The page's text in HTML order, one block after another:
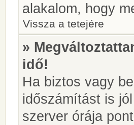
alakalom, hogy
Vissza a tetejére
»
idő!
Ha biztos vagy
időszámítást is
szerver órája